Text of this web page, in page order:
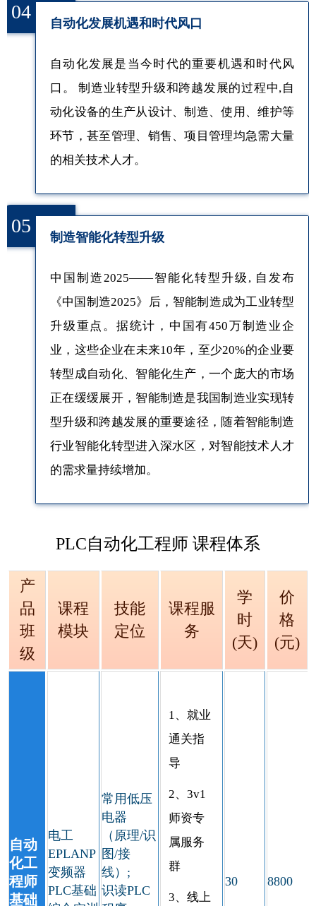
04
自动化发展机遇和时代风口
自动化发展是当今时代的重要机遇和时代风
口。 制造业转型升级和跨越发展的过程中,自
动化设备的生产从设计、制造、使用、维护等
环节，甚至管理、销售、项目管理均急需大量
的相关技术人才。
05
制造智能化转型升级
中国制造2025——智能化转型升级, 自发布
《中国制造2025》后，智能制造成为工业转型
升级重点。据统计，中国有450万制造业企
业，这些企业在未来10年，至少20%的企业要
转型成自动化、智能化生产，一个庞大的市场
正在缓缓展开，智能制造是我国制造业实现转
型升级和跨越发展的重要途径，随着智能制造
行业智能化转型进入深水区，对智能技术人才
的需求量持续增加。
PLC自动化工程师 课程体系
产
品
班
级
课程
模块
技能
定位
课程服
务
学
时
(天)
价
格
(元)
自动
化工
程师
基础
电工
EPLANP
变频器
PLC基础
常用低压
电器
（原理/识
图/接
线）;
识读PLC
1、就业
通关指
导
2、3v1
师资专
属服务
群
3、线上
30 8800